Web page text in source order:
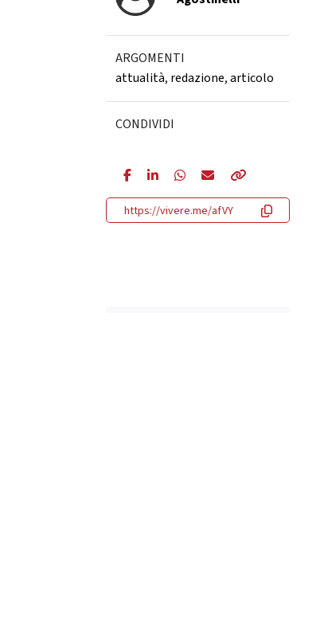
ARGOMENTI
attualità, redazione,articolo
CONDIVIDI
https://vivere.me/afVY